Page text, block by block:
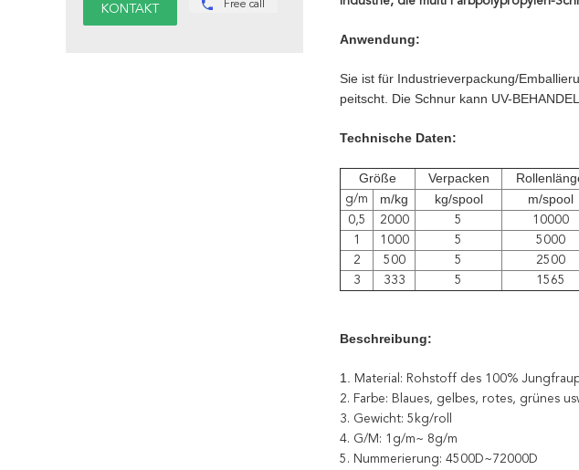
Free call
Anwendung:
Sie ist für Industrieverpackung/
peitscht. Die Schnur kann UV-
Technische Daten:
Größe Verpacken
g/m m/kg kg/spool m/spool
0,5 2000 5 10000
1
1000 5 5000
2
500 5 2500
3
333 5 1565
Beschreibung:
1.
Material: Rohstoff des 100%
2. Farbe: Blaues, gelbes, rotes, grünes
3. Gewicht: 5kg/roll
4. G/M: 1g/m~ 8g/m
5. Nummerierung: 4500D~72000D